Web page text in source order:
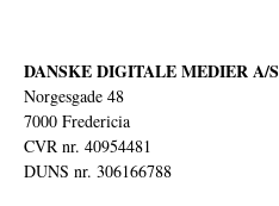
DANSKE DIGITALE MEDIER A/S
Norgesgade 48
7000 Fredericia
CVR nr. 40954481
DUNS nr. 306166788